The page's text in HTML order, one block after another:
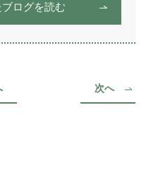
ログを読む
次へ